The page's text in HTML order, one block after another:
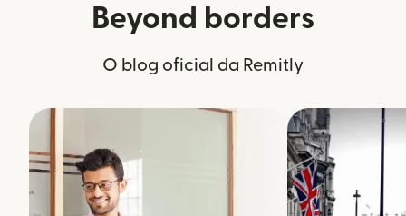
Beyond borders
O blog oficial da Remitly